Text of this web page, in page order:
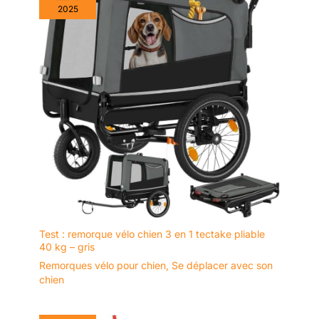
2025
Test : remorque vélo chien 3 en 1 tectake pliable
40 kg – gris
Remorques vélo pour chien, Se déplacer avec son
chien